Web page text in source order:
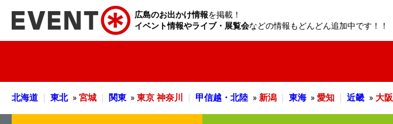
広島のお出かけ情報を掲載！
イベント情報やライブ・展覧会などの情報もどんどん追加中です！！
北海道 東北 » 宮城 関東 » 東京 神奈川 甲信越・北陸 » 新潟 東海 » 愛知 近畿 » 大阪